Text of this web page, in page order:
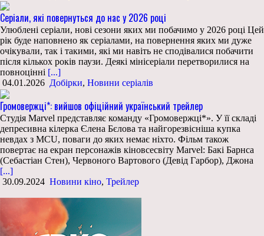
Серіали, які повернуться до нас у 2026 році
Улюблені серіали, нові сезони яких ми побачимо у 2026 році Цей
рік буде наповнено як серіалами, на повернення яких ми дуже
очікували, так і такими, які ми навіть не сподівалися побачити
після кількох років паузи. Деякі мінісеріали перетворилися на
повноцінні [...]
04.01.2026 Добірки, Новини серіалів
Громовержці*: вийшов офіційний український трейлер
Студія Marvel представляє команду «Громовержці*». У її складі
депресивна кілерка Єлена Бєлова та найгорезвісніша купка
невдах з MCU, поваги до яких немає ніхто. Фільм також
повертає на екран персонажів кіновсесвіту Marvel: Бакі Барнса
(Себастіан Стен), Червоного Вартового (Девід Гарбор), Джона
[...]
30.09.2024 Новини кіно, Трейлер